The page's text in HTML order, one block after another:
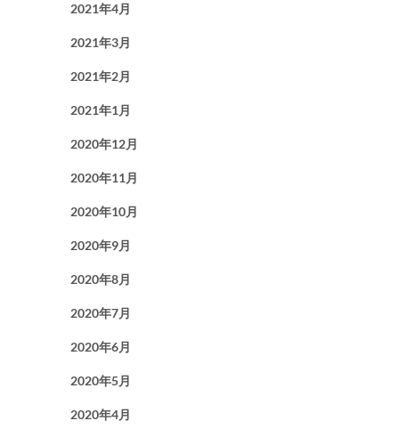
2021年4月
2021年3月
2021年2月
2021年1月
2020年12月
2020年11月
2020年10月
2020年9月
2020年8月
2020年7月
2020年6月
2020年5月
2020年4月